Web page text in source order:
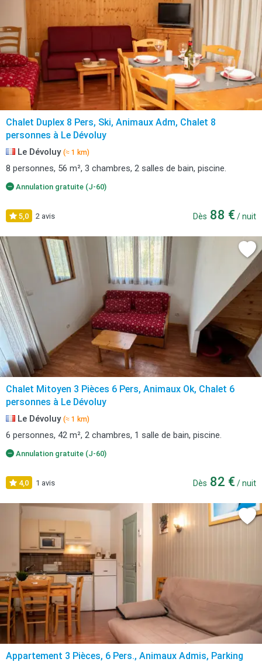
Chalet Duplex 8 Pers, Ski, Animaux Adm, Chalet 8
personnes à Le Dévoluy
Le Dévoluy (≈ 1 km)
8 personnes, 56 m², 3 chambres, 2 salles de bain, piscine.
Annulation gratuite (J-60)
5,0 2 avis Dès 88 € / nuit
Chalet Mitoyen 3 Pièces 6 Pers, Animaux Ok, Chalet 6
personnes à Le Dévoluy
Le Dévoluy (≈ 1 km)
6 personnes, 42 m², 2 chambres, 1 salle de bain, piscine.
Annulation gratuite (J-60)
4,0 1 avis Dès 82 € / nuit
Appartement 3 Pièces, 6 Pers., Animaux Admis, Parking